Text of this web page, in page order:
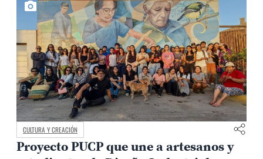
CULTURA Y CREACIÓN
Proyecto PUCP que une a artesanos y